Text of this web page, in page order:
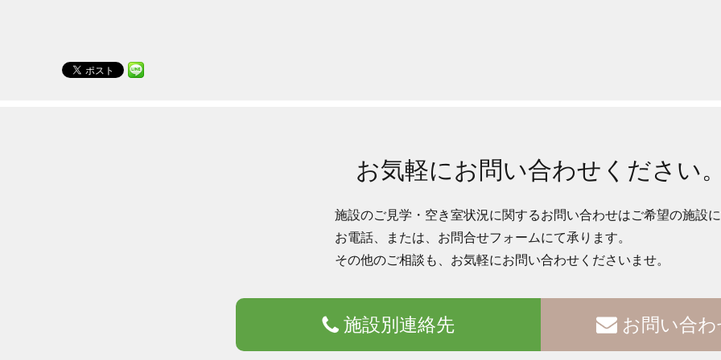
お気軽にお問い合わせください。
施設のご見学・空き室状況に関するお問い合わせはご希望の施設に
お電話、または、お問合せフォームにて承ります。
その他のご相談も、お気軽にお問い合わせくださいませ。
施設別連絡先 お問い合